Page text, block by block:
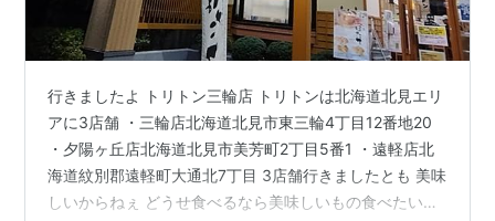
行きましたよ トリトン三輪店 トリトンは北海道北見エリ
アに3店舗 ・三輪店北海道北見市東三輪4丁目12番地20
・夕陽ヶ丘店北海道北見市美芳町2丁目5番1 ・遠軽店北
海道紋別郡遠軽町大通北7丁目 3店舗行きましたとも 美味
しいからねぇ どうせ食べるなら美味しいもの食べたいも